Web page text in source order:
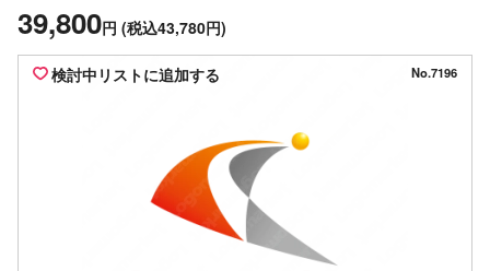
39,800円 (税込43,780円)
検討中リストに追加する No.7196